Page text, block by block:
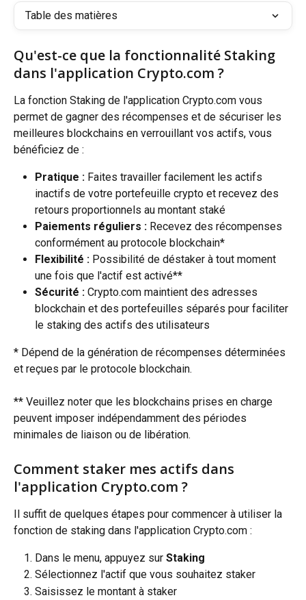
Table des matières
Qu'est-ce que la fonctionnalité Staking
dans l'application Crypto.com ?
La fonction Staking de l'application Crypto.com vous
permet de gagner des récompenses et de sécuriser les
meilleures blockchains en verrouillant vos actifs, vous
bénéficiez de :
Pratique : Faites travailler facilement les actifs
inactifs de votre portefeuille crypto et recevez des
retours proportionnels au montant staké
Paiements réguliers : Recevez des récompenses
conformément au protocole blockchain*
Flexibilité : Possibilité de déstaker à tout moment
une fois que l'actif est activé**
Sécurité : Crypto.com maintient des adresses
blockchain et des portefeuilles séparés pour faciliter
le staking des actifs des utilisateurs
* Dépend de la génération de récompenses déterminées
et reçues par le protocole blockchain.
** Veuillez noter que les blockchains prises en charge
peuvent imposer indépendamment des périodes
minimales de liaison ou de libération.
Comment staker mes actifs dans
l'application Crypto.com ?
Il suffit de quelques étapes pour commencer à utiliser la
fonction de staking dans l'application Crypto.com :
Dans le menu, appuyez sur Staking
Sélectionnez l'actif que vous souhaitez staker
Saisissez le montant à staker